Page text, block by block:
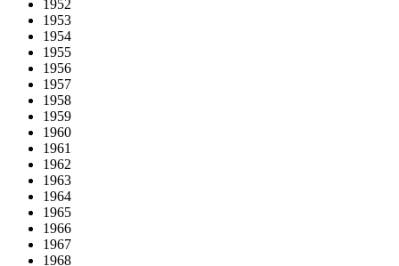
1952
1953
1954
1955
1956
1957
1958
1959
1960
1961
1962
1963
1964
1965
1966
1967
1968